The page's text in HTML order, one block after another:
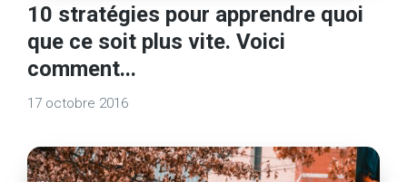
10 stratégies pour apprendre quoi
que ce soit plus vite. Voici
comment...
17 octobre 2016